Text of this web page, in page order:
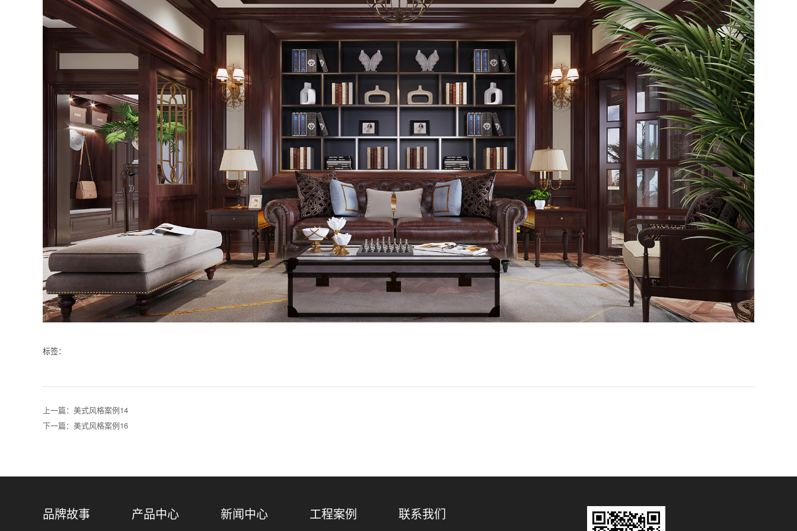
标签：
上一篇：美式风格案例14
下一篇：美式风格案例16
品牌故事 产品中心 新闻中心 工程案例 联系我们